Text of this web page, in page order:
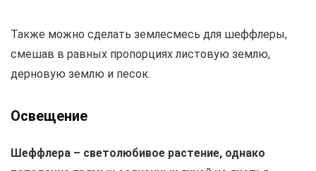
Также можно сделать землесмесь для шеффлеры,
смешав в равных пропорциях листовую землю,
дерновую землю и песок.
Освещение
Шеффлера – светолюбивое растение, однако